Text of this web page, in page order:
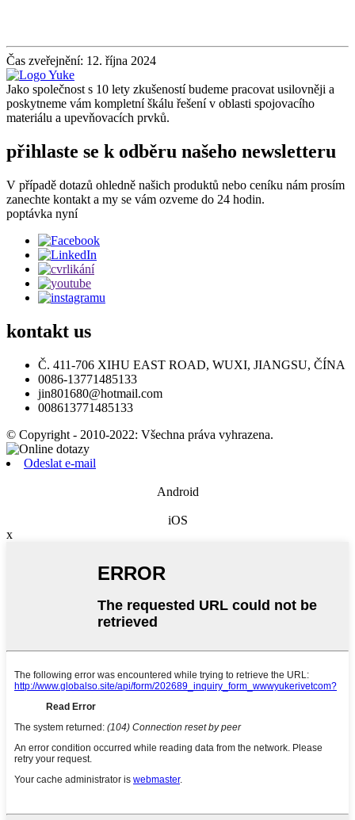
Čas zveřejnění: 12. října 2024
Jako společnost s 10 lety zkušeností budeme pracovat usilovněji a
poskytneme vám kompletní škálu řešení v oblasti spojovacího
materiálu a upevňovacích prvků.
přihlaste se k odběru našeho newsletteru
V případě dotazů ohledně našich produktů nebo ceníku nám prosím
zanechte kontakt a my se vám ozveme do 24 hodin.
poptávka nyní
kontakt us
Č. 411-706 XIHU EAST ROAD, WUXI, JIANGSU, ČÍNA
0086-13771485133
jin801680@hotmail.com
008613771485133
© Copyright - 2010-2022: Všechna práva vyhrazena.
Odeslat e-mail
Android
iOS
x